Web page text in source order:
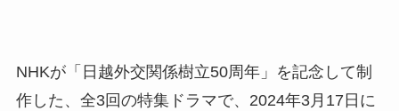
NHKが「日越外交関係樹立50周年」を記念して制
作した、全3回の特集ドラマで、 2024年3月17日に